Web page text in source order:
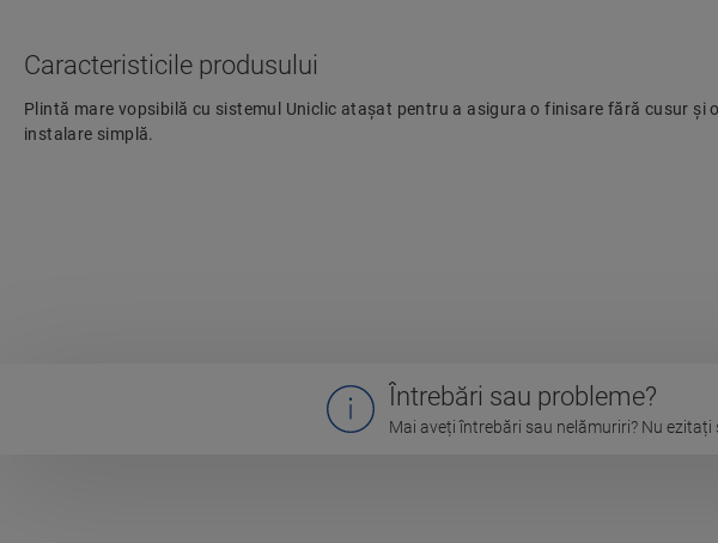
Caracteristicile produsului
Plintă mare vopsibilă cu sistemul Uniclic atașat pentru a asigura o finisare fără cusur și o
instalare simplă.
Întrebări sau probleme?
Mai aveți întrebări sau nelămuriri? Nu